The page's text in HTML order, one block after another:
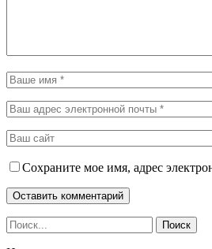
Сохраните мое имя, адрес